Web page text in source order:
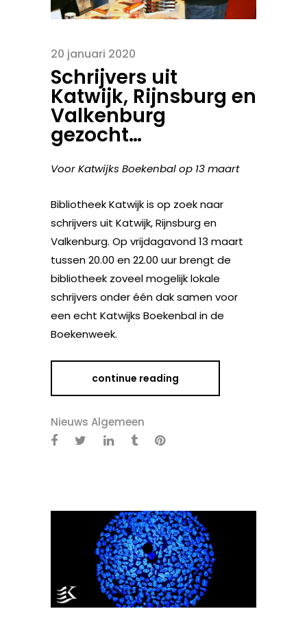
20 januari 2020
Schrijvers uit
Katwijk, Rijnsburg en
Valkenburg
gezocht…
Voor Katwijks Boekenbal op 13 maart
Bibliotheek Katwijk is op zoek naar
schrijvers uit Katwijk, Rijnsburg en
Valkenburg. Op vrijdagavond 13 maart
tussen 20.00 en 22.00 uur brengt de
bibliotheek zoveel mogelijk lokale
schrijvers onder één dak samen voor
een echt Katwijks Boekenbal in de
Boekenweek.
continue reading
Nieuws Algemeen